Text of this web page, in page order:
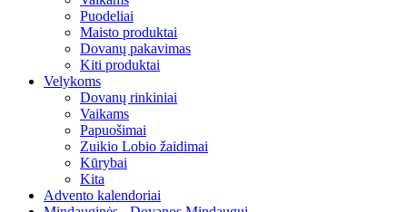
Puodeliai
Maisto produktai
Dovanų pakavimas
Kiti produktai
Velykoms
Dovanų rinkiniai
Vaikams
Papuošimai
Zuikio Lobio žaidimai
Kūrybai
Kita
Advento kalendoriai